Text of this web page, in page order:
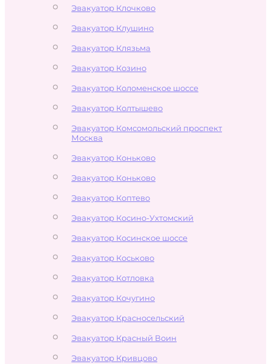
Эвакуатор Клочково
Эвакуатор Клушино
Эвакуатор Клязьма
Эвакуатор Козино
Эвакуатор Коломенское шоссе
Эвакуатор Колтышево
Эвакуатор Комсомольский проспект
Москва
Эвакуатор Коньково
Эвакуатор Коньково
Эвакуатор Коптево
Эвакуатор Косино-Ухтомский
Эвакуатор Косинское шоссе
Эвакуатор Коськово
Эвакуатор Котловка
Эвакуатор Кочугино
Эвакуатор Красносельский
Эвакуатор Красный Воин
Эвакуатор Кривцово